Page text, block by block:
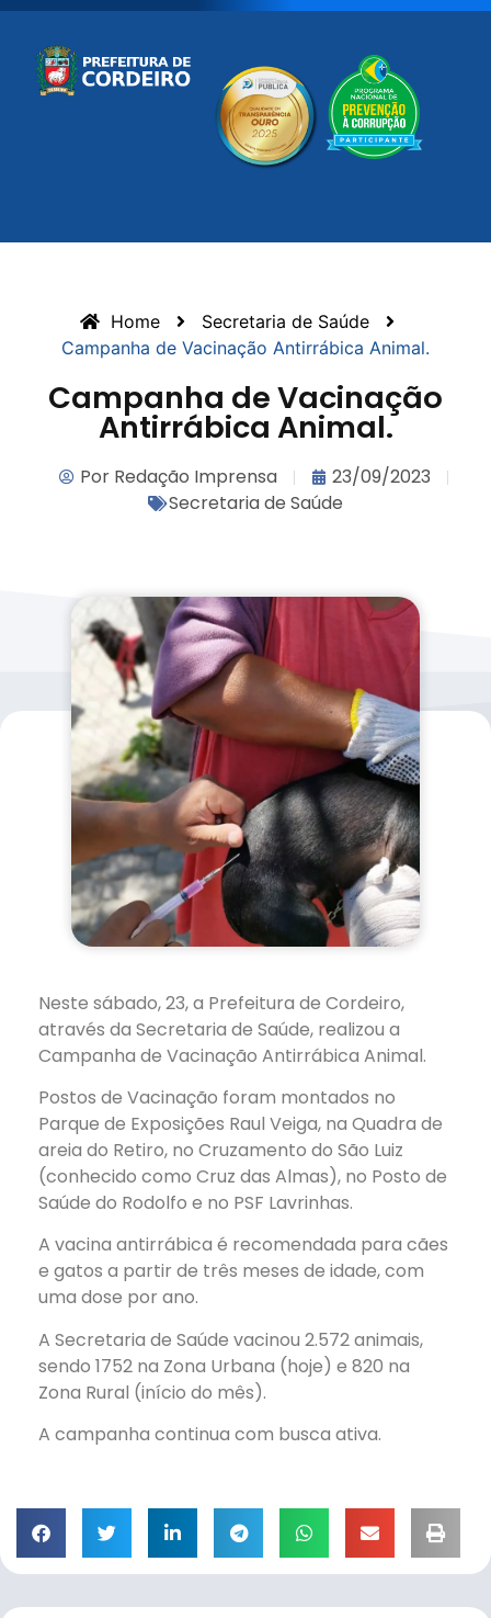
Home
Secretaria de Saúde
Campanha de Vacinação Antirrábica Animal.
Campanha de Vacinação
Antirrábica Animal.
Por Redação Imprensa
23/09/2023
Secretaria de Saúde
Neste sábado, 23, a Prefeitura de Cordeiro,
através da Secretaria de Saúde, realizou a
Campanha de Vacinação Antirrábica Animal.
Postos de Vacinação foram montados no
Parque de Exposições Raul Veiga, na Quadra de
areia do Retiro, no Cruzamento do São Luiz
(conhecido como Cruz das Almas), no Posto de
Saúde do Rodolfo e no PSF Lavrinhas.
A vacina antirrábica é recomendada para cães
e gatos a partir de três meses de idade, com
uma dose por ano.
A Secretaria de Saúde vacinou 2.572 animais,
sendo 1752 na Zona Urbana (hoje) e 820 na
Zona Rural (início do mês).
A campanha continua com busca ativa.